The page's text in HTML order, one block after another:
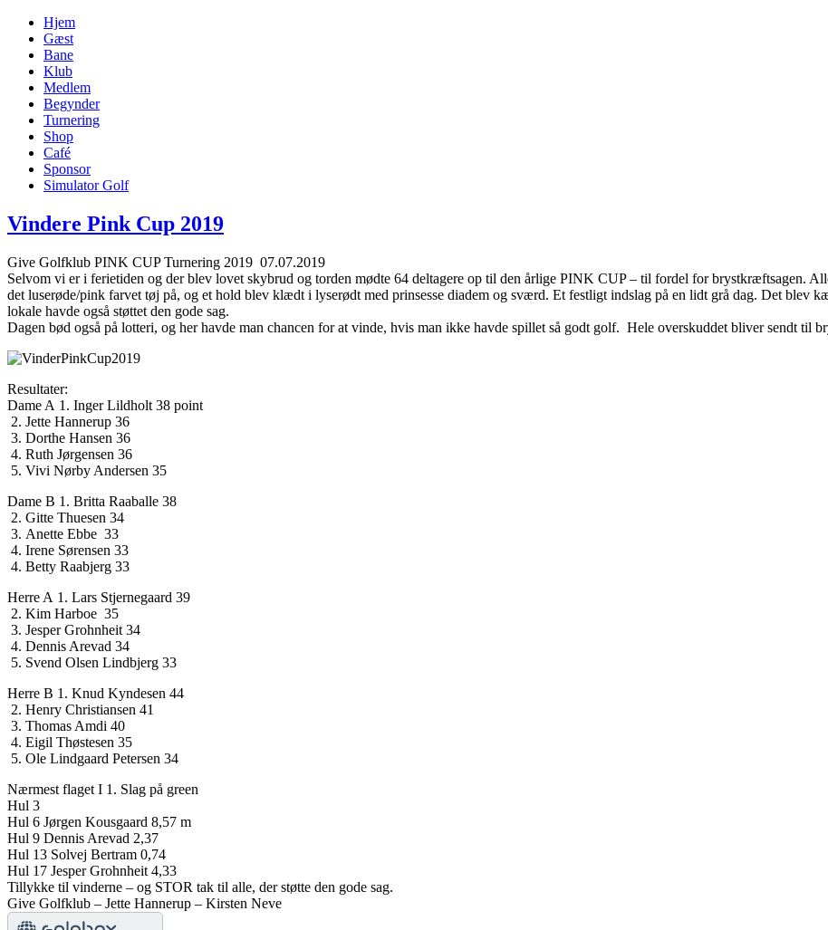
Hjem
Gæst
Bane
Klub
Medlem
Begynder
Turnering
Shop
Café
Sponsor
Simulator Golf
Vindere Pink Cup 2019
Give Golfklub PINK CUP Turnering 2019 07.07.2019
Selvom vi er i ferietiden og der blev lovet skybrud og torden mødte 64 deltagere op til den årlige PINK CUP – til fordel for brystkræftsagen.
det luserøde/pink farvet tøj på, og et hold blev klædt i lyserødt med prinsesse diadem og sværd. Et festligt indslag på en lidt grå dag. Det
lokale havde også støttet den gode sag.
Dagen bød også på lotteri, og her havde man chancen for at vinde, hvis man ikke havde spillet så godt golf. Hele overskuddet bliver sendt til
Resultater:
Dame A 1. Inger Lildholt 38 point
2. Jette Hannerup 36
3. Dorthe Hansen 36
4. Ruth Jørgensen 36
5. Vivi Nørby Andersen 35
Dame B 1. Britta Raaballe 38
2. Gitte Thuesen 34
3. Anette Ebbe 33
4. Irene Sørensen 33
4. Betty Raabjerg 33
Herre A 1. Lars Stjernegaard 39
2. Kim Harboe 35
3. Jesper Grohnheit 34
4. Dennis Arevad 34
5. Svend Olsen Lindbjerg 33
Herre B 1. Knud Kyndesen 44
2. Henry Christiansen 41
3. Thomas Amdi 40
4. Eigil Thøstesen 35
5. Ole Lindgaard Petersen 34
Nærmest flaget I 1. Slag på green
Hul 3
Hul 6 Jørgen Kousgaard 8,57 m
Hul 9 Dennis Arevad 2,37
Hul 13 Solvej Bertram 0,74
Hul 17 Jesper Grohnheit 4,33
Tillykke til vinderne – og STOR tak til alle, der støtte den gode sag.
Give Golfklub – Jette Hannerup – Kirsten Neve